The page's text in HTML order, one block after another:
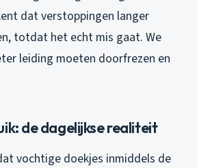
dat verstoppingen langer
totdat het echt mis gaat. We
leiding moeten doorfrezen en
de dagelijkse realiteit
vochtige doekjes inmiddels de